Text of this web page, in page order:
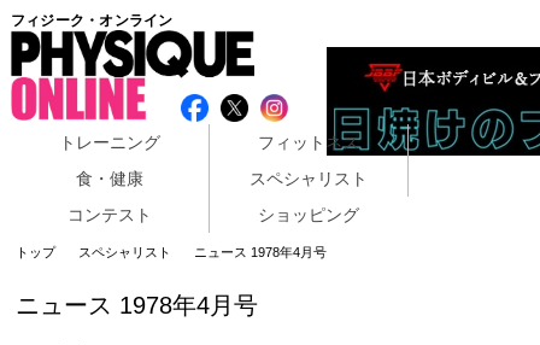
フィジーク・オンライン
トレーニング
フィットネス
食・健康
スペシャリスト
コンテスト
ショッピング
トップ スペシャリスト ニュース 1978年4月号
ニュース 1978年4月号